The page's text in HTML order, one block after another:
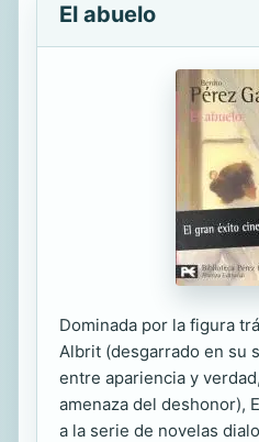
El abuelo
Dominada por la figura
Albrit (desgarrado en su
entre apariencia y
amenaza del deshonor),
a la serie de novelas